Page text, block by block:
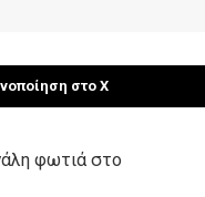
στο X
φωτιά στο